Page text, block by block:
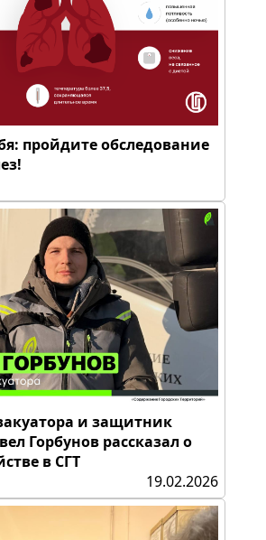
пройдите обследование
и защитник
Горбунов рассказал о
в СГТ
19.02.2026